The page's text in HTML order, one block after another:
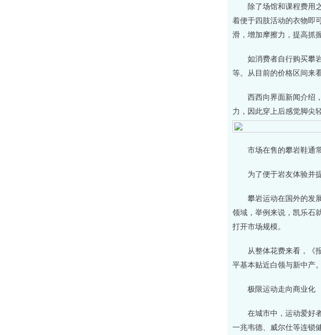
除了场馆和课程费用之
着便于四肢活动的衣物即
滑，增加摩擦力，提高抓
如消费者自行购买攀岩
等。从目前的价格区间来
西西向界面新闻介绍，
力，因此穿上后感觉脚尖
市场在售的攀岩鞋通常
为了便于岩友体验并提
攀岩运动在国外的发展
领域，举例来说，凯乐石
打开市场规模。
从整体花费来看，《报
平基本贴近白领与新中产。
极限运动走向商业化
在城市中，运动爱好者
一兆韦德、威尔仕等连锁